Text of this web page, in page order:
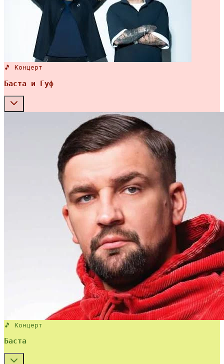
🎵 Концерт
Баста и Гуф
🎵 Концерт
Баста